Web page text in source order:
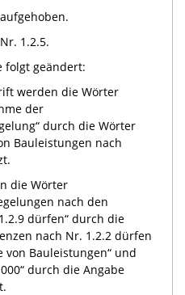
1.2.5.
folgt geändert:
werden die Wörter
der
durch die Wörter
Bauleistungen nach
die Wörter
nach den
dürfen“ durch die
nach Nr. 1.2.2 dürfen
von Bauleistungen“ und
durch die Angabe